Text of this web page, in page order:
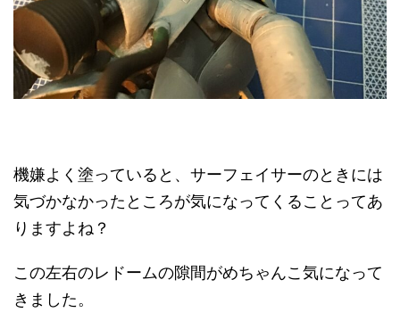
機嫌よく塗っていると、サーフェイサーのときには
気づかなかったところが気になってくることってあ
りますよね？
この左右のレドームの隙間がめちゃんこ気になって
きました。